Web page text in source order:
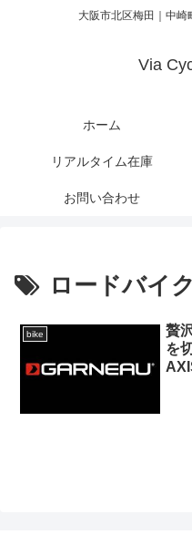
大阪市北区梅田｜中
Via
ホーム
リアルタイム在庫
お問い合わせ
ロードバイク
bike
贅
を